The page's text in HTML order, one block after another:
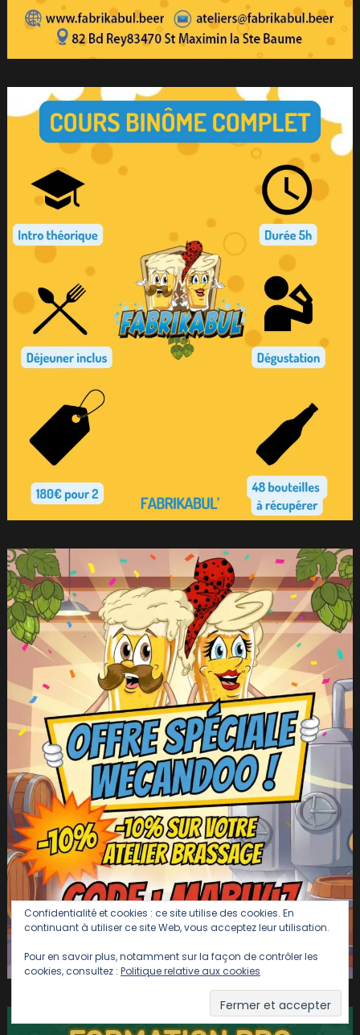
Confidentialité et cookies : ce site utilise des cookies. En
continuant à utiliser ce site Web, vous acceptez leur utilisation.
Pour en savoir plus, notamment sur la façon de contrôler les
cookies, consultez : Politique relative aux cookies